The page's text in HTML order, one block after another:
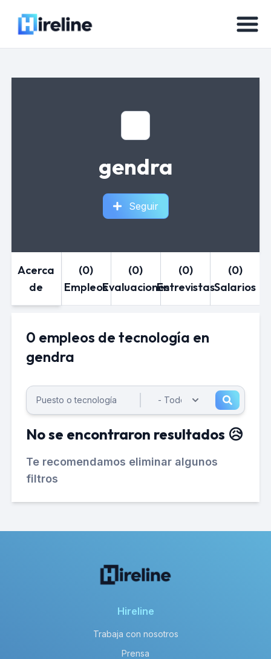
gendra
Seguir
Acerca
de
(0)
Empleos
(0)
Evaluaciones
(0)
Entrevistas
(0)
Salarios
0 empleos de tecnología en
gendra
No se encontraron resultados 😥
Te recomendamos eliminar algunos
filtros
Hireline
Trabaja con nosotros
Prensa